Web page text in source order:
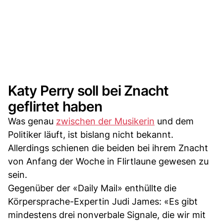
Katy Perry soll bei Znacht
geflirtet haben
Was genau zwischen der Musikerin und dem
Politiker läuft, ist bislang nicht bekannt.
Allerdings schienen die beiden bei ihrem Znacht
von Anfang der Woche in Flirtlaune gewesen zu
sein.
Gegenüber der «Daily Mail» enthüllte die
Körpersprache-Expertin Judi James: «Es gibt
mindestens drei nonverbale Signale, die wir mit